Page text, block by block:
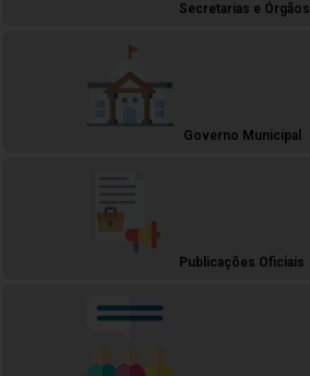
Secretarias e Órgãos
Governo Municipal
Publicações Oficiais